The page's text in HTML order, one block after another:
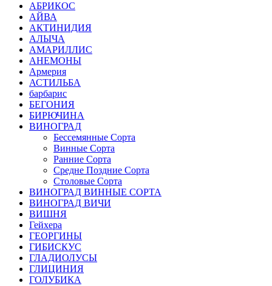
АБРИКОС
АЙВА
АКТИНИДИЯ
АЛЫЧА
АМАРИЛЛИС
АНЕМОНЫ
Армерия
АСТИЛЬБА
барбарис
БЕГОНИЯ
БИРЮЧИНА
ВИНОГРАД
Бессемянные Сорта
Винные Сорта
Ранние Сорта
Средне Поздние Сорта
Столовые Сорта
ВИНОГРАД ВИННЫЕ СОРТА
ВИНОГРАД ВИЧИ
ВИШНЯ
Гейхера
ГЕОРГИНЫ
ГИБИСКУС
ГЛАДИОЛУСЫ
ГЛИЦИНИЯ
ГОЛУБИКА